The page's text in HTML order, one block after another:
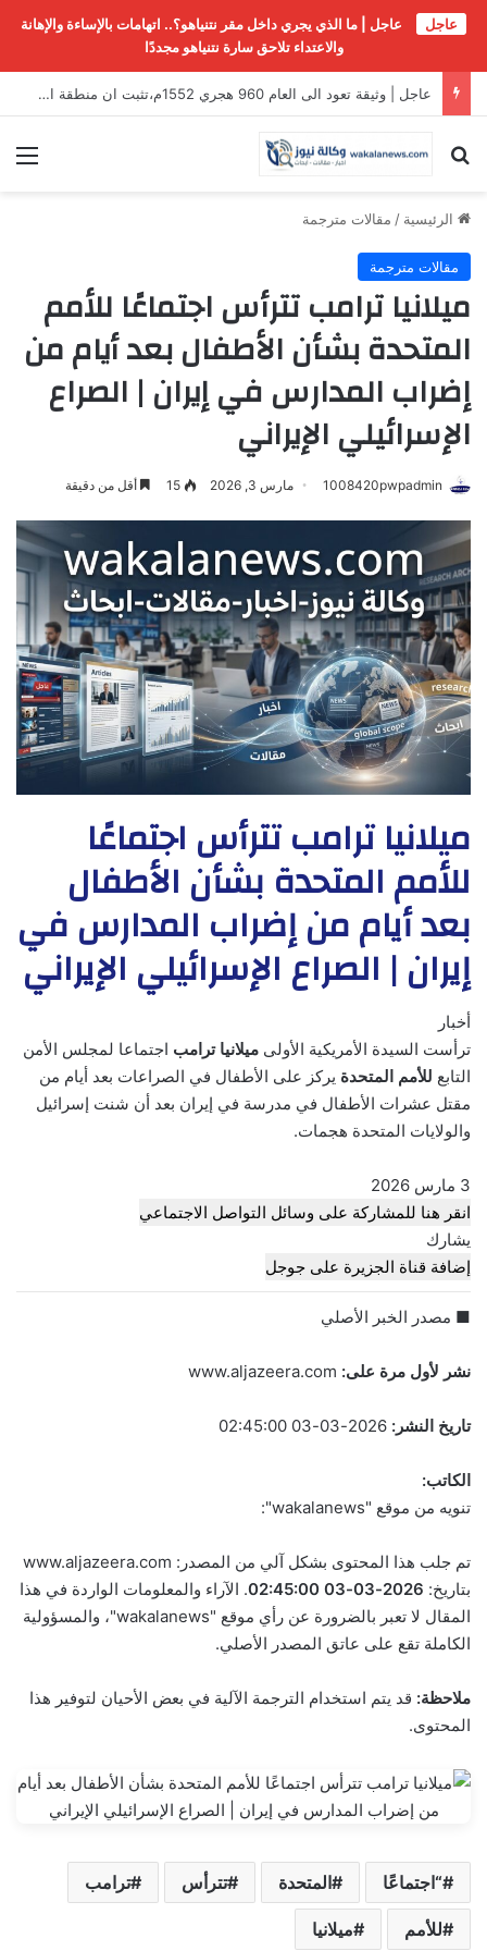
عاجل
عاجل | ما الذي يجري داخل مقر نتنياهو؟.. اتهامات بالإساءة والإهانة
والاعتداء تلاحق سارة نتنياهو مجددًا
عاجل | *”روما الثامنة” أمام اختبار الانسحاب: لبنان يلوّح بوقف التفاوض*
بحث عن
الرئيسية / مقالات مترجمة
مقالات مترجمة
ميلانيا ترامب تترأس اجتماعًا للأمم
المتحدة بشأن الأطفال بعد أيام من
إضراب المدارس في إيران | الصراع
الإسرائيلي الإيراني
1008420pwpadmin مارس 3, 2026 15 أقل من دقيقة
ميلانيا ترامب تترأس اجتماعًا
للأمم المتحدة بشأن الأطفال
بعد أيام من إضراب المدارس في
إيران | الصراع الإسرائيلي الإيراني
أخبار
ترأست السيدة الأمريكية الأولى ميلانيا ترامب اجتماعا لمجلس الأمن
التابع للأمم المتحدة يركز على الأطفال في الصراعات بعد أيام من
مقتل عشرات الأطفال في مدرسة في إيران بعد أن شنت إسرائيل
والولايات المتحدة هجمات.
ت
م
ا
ل
ن
ش
ب
ا
ي
خ
م
ا
ر
س
0
2
3 مارس 2026
انقر هنا للمشاركة على وسائل التواصل الاجتماعي
يشارك
إضافة قناة الجزيرة على جوجل
■ مصدر الخبر الأصلي
نشر لأول مرة على: www.aljazeera.com
تاريخ النشر: 2026-03-03 02:45:00
الكاتب:
تنويه من موقع "wakalanews":
تم جلب هذا المحتوى بشكل آلي من المصدر: www.aljazeera.com
بتاريخ: 2026-03-03 02:45:00
. الآراء والمعلومات الواردة في هذا
المقال لا تعبر بالضرورة عن رأي موقع "wakalanews"، والمسؤولية
الكاملة تقع على عاتق المصدر الأصلي.
ملاحظة: قد يتم استخدام الترجمة الآلية في بعض الأحيان لتوفير هذا
المحتوى.
“اجتماعًا المتحدة تترأس ترامب
للأمم ميلانيا